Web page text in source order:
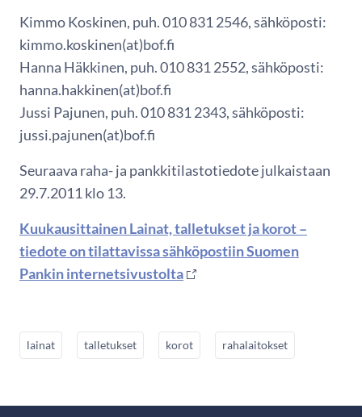
Kimmo Koskinen, puh. 010 831 2546, sähköposti:
kimmo.koskinen(at)bof.fi
Hanna Häkkinen, puh. 010 831 2552, sähköposti:
hanna.hakkinen(at)bof.fi
Jussi Pajunen, puh. 010 831 2343, sähköposti:
jussi.pajunen(at)bof.fi
Seuraava raha- ja pankkitilastotiedote julkaistaan
29.7.2011 klo 13.
Kuukausittainen Lainat, talletukset ja korot –
tiedote on tilattavissa sähköpostiin Suomen
Pankin internetsivustolta
lainat talletukset korot rahalaitokset